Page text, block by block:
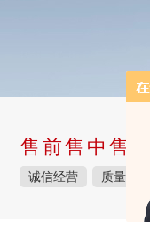
售前售中售
诚信经营 质量保障